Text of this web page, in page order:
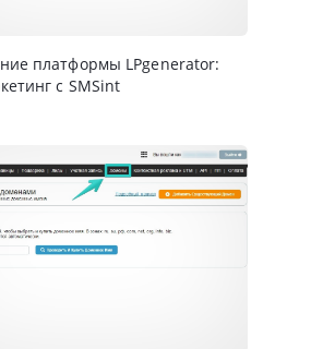
платформы LPgenerator:
с SMSint